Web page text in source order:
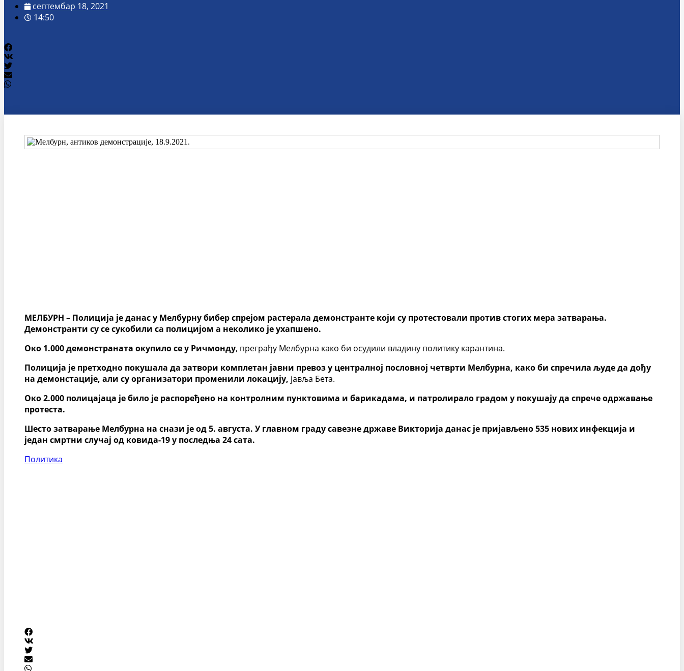
септембар 18, 2021
14:50
МЕЛБУРН – Полиција је данас у Мелбурну бибер спрејом растерала демонстранте који су протестовали против стогих мера затварања.
Демонстранти су се сукобили са полицијом а неколико је ухапшено.
Око 1.000 демонстраната окупило се у Ричмонду, преграђу Мелбурна како би осудили владину политику карантина.
Полиција је претходно покушала да затвори комплетан јавни превоз у централној пословној четврти Мелбурна, како би спречила људе да дођу
на демонстације, али су организатори променили локацију, јавља Бета.
Око 2.000 полицајаца је било је распоређено на контролним пунктовима и барикадама, и патролирало градом у покушају да спрече одржавање
протеста.
Шесто затварање Мелбурна на снази је од 5. августа. У главном граду савезне државе Викторија данас је пријављено 535 нових инфекција и
један смртни случај од ковида-19 у последња 24 сата.
Политика